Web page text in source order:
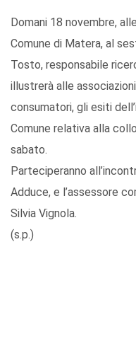
Domani 18 novembre,
Comune di Matera, al
Tosto, responsabile
illustrerà alle
consumatori, gli esiti
Comune relativa alla
sabato.
Parteciperanno
Adduce, e l’assessore
Silvia Vignola.
(s.p.)